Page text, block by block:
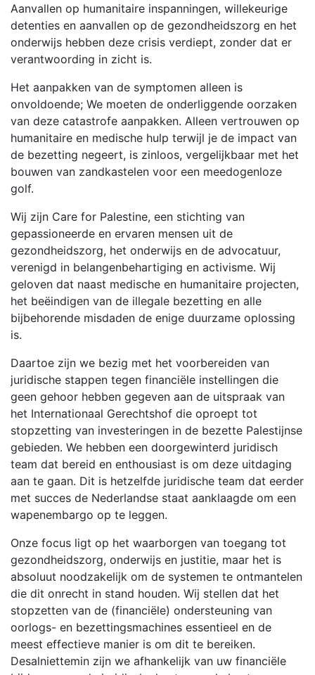
Aanvallen op humanitaire inspanningen, willekeurige
detenties en aanvallen op de gezondheidszorg en het
onderwijs hebben deze crisis verdiept, zonder dat er
verantwoording in zicht is.
Het aanpakken van de symptomen alleen is
onvoldoende; We moeten de onderliggende oorzaken
van deze catastrofe aanpakken. Alleen vertrouwen op
humanitaire en medische hulp terwijl je de impact van
de bezetting negeert, is zinloos, vergelijkbaar met het
bouwen van zandkastelen voor een meedogenloze
golf.
Wij zijn Care for Palestine, een stichting van
gepassioneerde en ervaren mensen uit de
gezondheidszorg, het onderwijs en de advocatuur,
verenigd in belangenbehartiging en activisme. Wij
geloven dat naast medische en humanitaire projecten,
het beëindigen van de illegale bezetting en alle
bijbehorende misdaden de enige duurzame oplossing
is.
Daartoe zijn we bezig met het voorbereiden van
juridische stappen tegen financiële instellingen die
geen gehoor hebben gegeven aan de uitspraak van
het Internationaal Gerechtshof die oproept tot
stopzetting van investeringen in de bezette Palestijnse
gebieden. We hebben een doorgewinterd juridisch
team dat bereid en enthousiast is om deze uitdaging
aan te gaan. Dit is hetzelfde juridische team dat eerder
met succes de Nederlandse staat aanklaagde om een
wapenembargo op te leggen.
Onze focus ligt op het waarborgen van toegang tot
gezondheidszorg, onderwijs en justitie, maar het is
absoluut noodzakelijk om de systemen te ontmantelen
die dit onrecht in stand houden. Wij stellen dat het
stopzetten van de (financiële) ondersteuning van
oorlogs- en bezettingsmachines essentieel en de
meest effectieve manier is om dit te bereiken.
Desalniettemin zijn we afhankelijk van uw financiële